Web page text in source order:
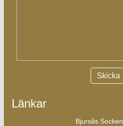
Länkar
Bjursås Socken